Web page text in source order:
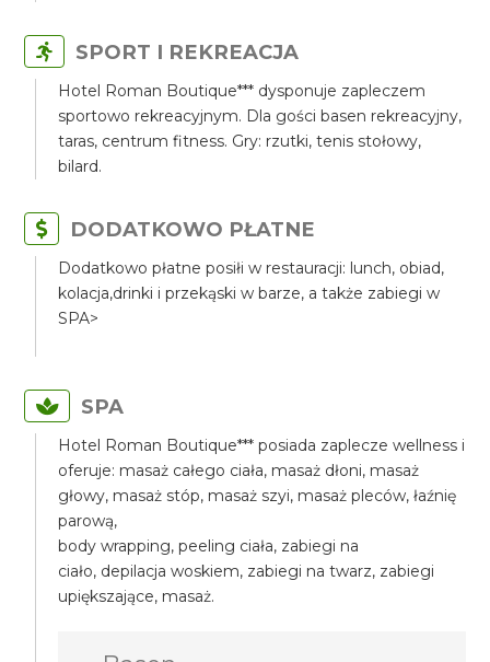
SPORT I REKREACJA
Hotel Roman Boutique*** dysponuje zapleczem
sportowo rekreacyjnym. Dla gości basen rekreacyjny,
taras, centrum fitness. Gry: rzutki, tenis stołowy,
bilard.
DODATKOWO PŁATNE
Dodatkowo płatne posiłi w restauracji: lunch, obiad,
kolacja,drinki i przekąski w barze, a także zabiegi w
SPA>
SPA
Hotel Roman Boutique*** posiada zaplecze wellness i
oferuje: masaż całego ciała, masaż dłoni, masaż
głowy, masaż stóp, masaż szyi, masaż pleców, łaźnię
parową,
body wrapping, peeling ciała, zabiegi na
ciało, depilacja woskiem, zabiegi na twarz, zabiegi
upiększające, masaż.